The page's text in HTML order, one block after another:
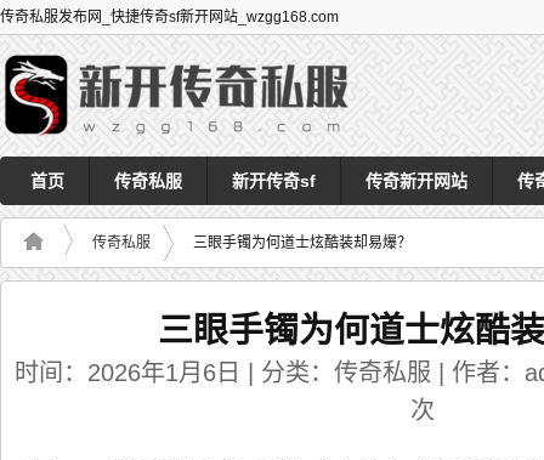
传奇私服发布网_快捷传奇sf新开网站_wzgg168.com
首页 传奇私服 新开传奇sf 传奇新开网站 传
传奇私服 三眼手镯为何道士炫酷装却易爆？
三眼手镯为何道士炫酷
时间：2026年1月6日 | 分类：传奇私服 | 作者：
次